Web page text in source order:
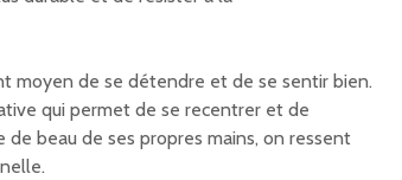
moyen de se détendre et de se sentir bien.
qui permet de se recentrer et de
beau de ses propres mains, on ressent